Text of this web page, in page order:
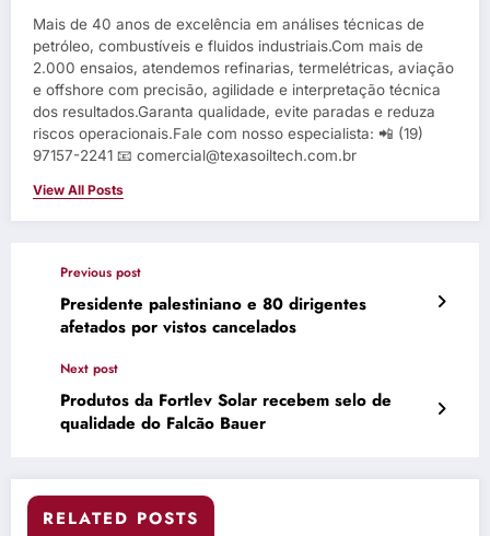
Mais de 40 anos de excelência em análises técnicas de
petróleo, combustíveis e fluidos industriais.Com mais de
2.000 ensaios, atendemos refinarias, termelétricas, aviação
e offshore com precisão, agilidade e interpretação técnica
dos resultados.Garanta qualidade, evite paradas e reduza
riscos operacionais.Fale com nosso especialista: 📲 (19)
97157-2241 📧 comercial@texasoiltech.com.br
View All Posts
Previous post
Presidente palestiniano e 80 dirigentes
afetados por vistos cancelados
Next post
Produtos da Fortlev Solar recebem selo de
qualidade do Falcão Bauer
RELATED POSTS